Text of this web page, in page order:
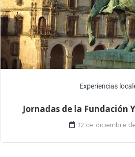
Experiencias
Jornadas de la Fundación
12 de diciembre